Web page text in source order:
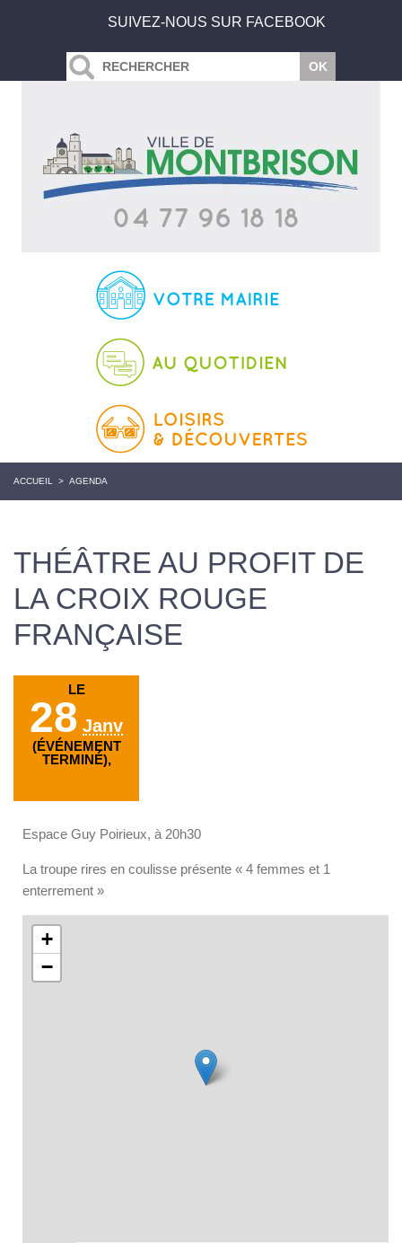
SUIVEZ-NOUS SUR FACEBOOK
ACCUEIL > AGENDA
THÉÂTRE AU PROFIT DE
LA CROIX ROUGE
FRANÇAISE
LE
28 Janv
(ÉVÉNEMENT
TERMINÉ),
Espace Guy Poirieux, à 20h30
La troupe rires en coulisse présente « 4 femmes et 1
enterrement »
+
−